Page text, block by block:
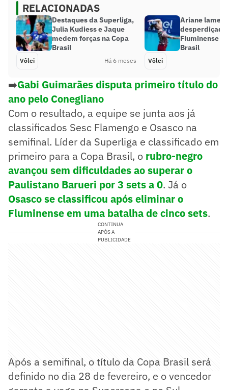
RELACIONADAS
Destaques da Superliga,
Julia Kudiess e Jaque
medem forças na Copa
Brasil
Vôlei Há 6 meses
Ariane
Fluminense
Brasil
Vôlei
➡️Gabi Guimarães disputa primeiro título do
ano pelo Conegliano
Com o resultado, a equipe se junta aos já
classificados Sesc Flamengo e Osasco na
semifinal. Líder da Superliga e classificado em
primeiro para a Copa Brasil, o rubro-negro
avançou sem dificuldades ao superar o
Paulistano Barueri por 3 sets a 0. Já o
Osasco se classificou após eliminar o
Fluminense em uma batalha de cinco sets.
CONTINUA
APÓS A
PUBLICIDADE
Após a semifinal, o título da Copa Brasil será
definido no dia 28 de fevereiro, e o vencedor